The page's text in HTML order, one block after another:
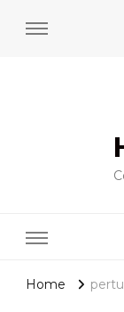
Home